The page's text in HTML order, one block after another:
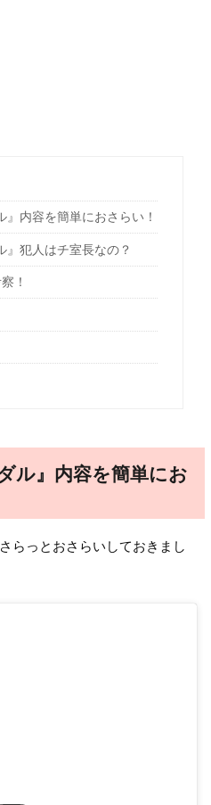
』内容を簡単におさらい！
』犯人はチ室長なの？
！
ル』内容を簡単にお
らっとおさらいしておきまし